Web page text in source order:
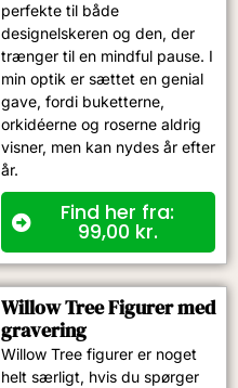
perfekte til både
designelskeren og den, der
trænger til en mindful pause. I
min optik er sættet en genial
gave, fordi buketterne,
orkidéerne og roserne aldrig
visner, men kan nydes år efter
år.
Find her fra:
99,00 kr.
Willow Tree Figurer med
gravering
Willow Tree figurer er noget
helt særligt, hvis du spørger